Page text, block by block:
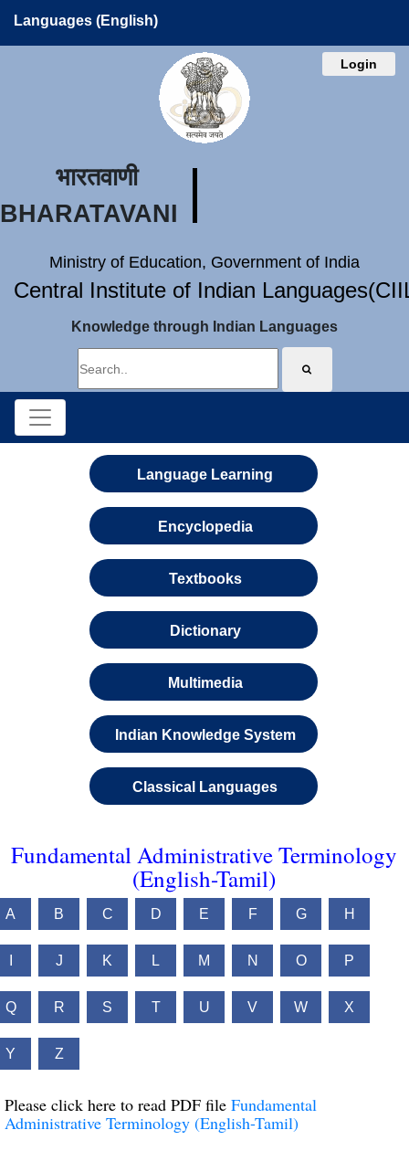
Languages (English)
Login
भारतवाणी
BHARATAVANI
Ministry of Education, Government of India
Central Institute of Indian
Knowledge through Indian Languages
Language Learning
Encyclopedia
Textbooks
Dictionary
Multimedia
Indian Knowledge System
Classical Languages
Fundamental Administrative Terminology
(English-Tamil)
A B C D E F G H
J K L M N O P
Q R S T U V W X
Y Z
Please click here to read PDF file Fundamental
Administrative Terminology (English-Tamil)